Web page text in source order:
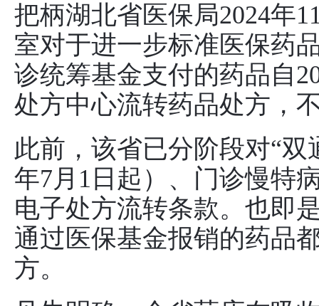
把柄湖北省医保局2024年
室对于进一步标准医保药
诊统筹基金支付的药品自
处方中心流转药品处方，
此前，该省已分阶段对“双
年7月1日起）、门诊慢特
电子处方流转条款。也即
通过医保基金报销的药品
方。